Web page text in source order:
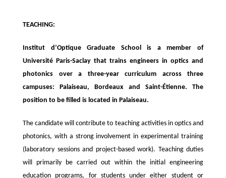
TEACHING:
Institut d’Optique Graduate School is a member of
Université Paris-Saclay that trains engineers in optics and
photonics over a three-year curriculum across three
campuses: Palaiseau, Bordeaux and Saint-Étienne. The
position to be filled is located in Palaiseau.
The candidate will contribute to teaching activities in optics and
photonics, with a strong involvement in experimental training
(laboratory sessions and project-based work). Teaching duties
will primarily be carried out within the initial engineering
education programs, for students under either student or